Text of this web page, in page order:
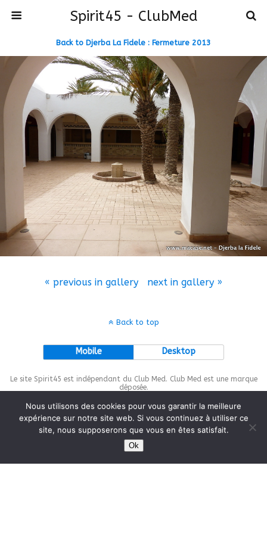
Spirit45 - ClubMed
Back to Djerba La Fidele : Fermeture 2013
« previous in gallery next in gallery »
Back to top
Mobile Desktop
Le site Spirit45 est indépendant du Club Med. Club Med est une marque
déposée.
This site is protected bywp-copyrightpro.com
Nous utilisons des cookies pour vous garantir la meilleure
expérience sur notre site web. Si vous continuez à utiliser ce
site, nous supposerons que vous en êtes satisfait.
Ok